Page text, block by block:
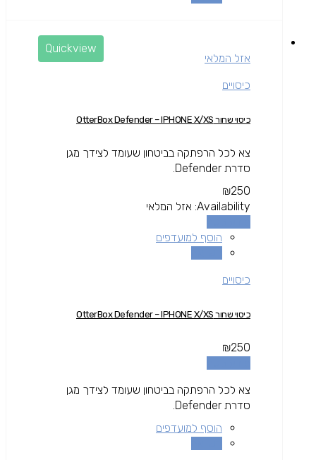
Quickview
אזל המלאי
כיסויים
כיסוי שחור OtterBox Defender – IPHONE X/XS
צא לכל הרפתקה בביטחון שעומד לצידך מגן
סדרת Defender.
₪250
Availability: אזל המלאי
הוסף למועדפים
כיסויים
כיסוי שחור OtterBox Defender – IPHONE X/XS
₪250
צא לכל הרפתקה בביטחון שעומד לצידך מגן
סדרת Defender.
הוסף למועדפים